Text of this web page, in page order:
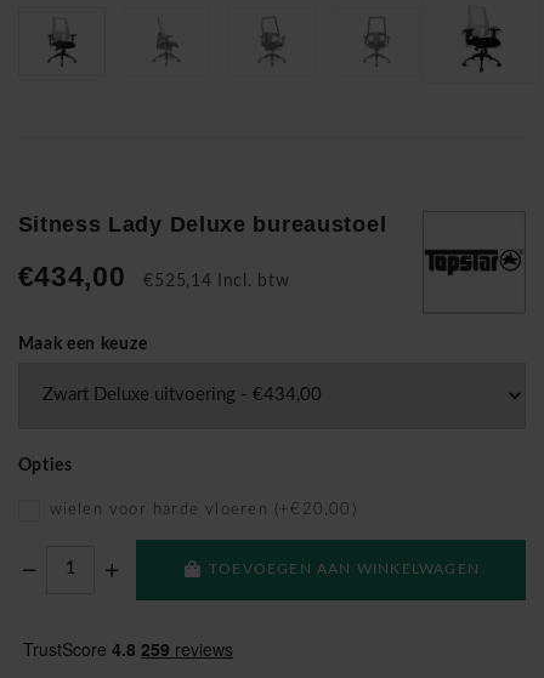
Sitness Lady Deluxe bureaustoel
€434,00 €525,14 Incl. btw
Maak een keuze
Opties
wielen voor harde vloeren (+€20,00)
TOEVOEGEN AAN WINKELWAGEN